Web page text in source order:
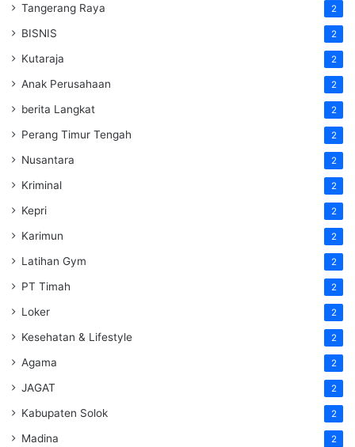
Tangerang Raya 2
BISNIS 2
Kutaraja 2
Anak Perusahaan 2
berita Langkat 2
Perang Timur Tengah 2
Nusantara 2
Kriminal 2
Kepri 2
Karimun 2
Latihan Gym 2
PT Timah 2
Loker 2
Kesehatan & Lifestyle 2
Agama 2
JAGAT 2
Kabupaten Solok 2
Madina 2